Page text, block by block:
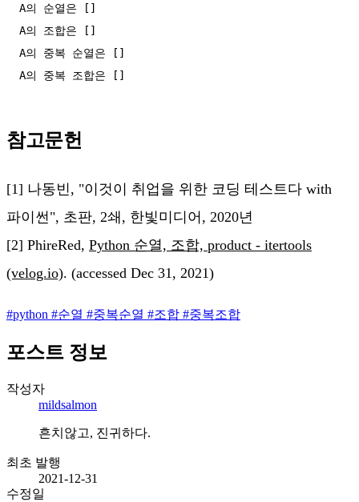
A의 순열은 []
A의 조합은 []
A의 중복 순열은 []
참고문헌
[1] 나동빈, "이것이 취업을 위한 코딩 테스트다 with
파이썬", 초판, 2쇄, 한빛미디어, 2020년
[2] PhireRed, Python 순열, 조합, product - itertools
(velog.io). (accessed Dec 31, 2021)
#python #순열 #중복순열 #조합 #중복조합
포스트 정보
작성자
mildsalmon
흔치않고, 진귀하다.
최초 발행
2021-12-31
수정일